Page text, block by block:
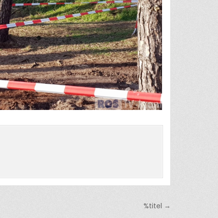
%titel →